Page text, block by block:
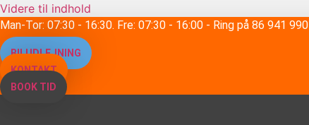
Videre til indhold
Man-Tor: 07:30 - 16:30. Fre: 07:30 - 16:00 - Ring på 86 941 990
BILUDLEJNING
KONTAKT
BOOK TID